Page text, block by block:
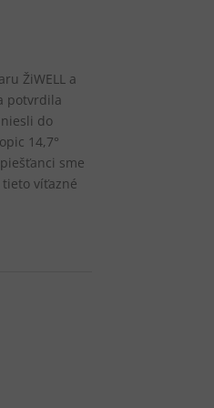
ŽiWELL a
potvrdila
do
14,7°
sme
víťazné